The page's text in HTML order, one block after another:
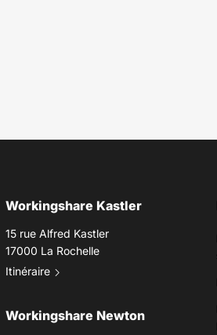
Workingshare Kastler
15 rue Alfred Kastler
17000 La Rochelle
Itinéraire
Workingshare Newton